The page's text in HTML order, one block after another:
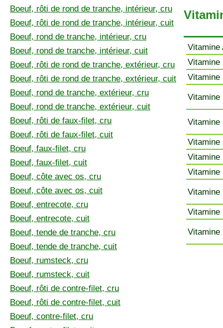
Boeuf, rôti de rond de tranche, intérieur, cru
Boeuf, rôti de rond de tranche, intérieur, cuit
Boeuf, rond de tranche, intérieur, cru
Boeuf, rond de tranche, intérieur, cuit
Boeuf, rôti de rond de tranche, extérieur, cru
Boeuf, rôti de rond de tranche, extérieur, cuit
Boeuf, rond de tranche, extérieur, cru
Boeuf, rond de tranche, extérieur, cuit
Boeuf, rôti de faux-filet, cru
Boeuf, rôti de faux-filet, cuit
Boeuf, faux-filet, cru
Boeuf, faux-filet, cuit
Boeuf, côte avec os, cru
Boeuf, côte avec os, cuit
Boeuf, entrecote, cru
Boeuf, entrecote, cuit
Boeuf, tende de tranche, cru
Boeuf, tende de tranche, cuit
Boeuf, rumsteck, cru
Boeuf, rumsteck, cuit
Boeuf, rôti de contre-filet, cru
Boeuf, rôti de contre-filet, cuit
Boeuf, contre-filet, cru
Vitamine
Vitamine
Vitamine
Vitamine
Vitamine
Vitamine
Vitamine
Vitamine
Vitamine
Vitamine
Vitamine